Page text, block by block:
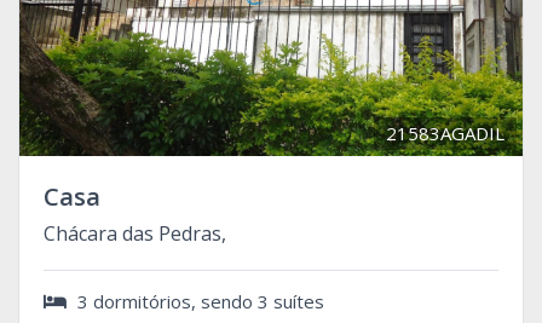
21583AGADIL
Casa
Chácara das Pedras,
3 dormitórios, sendo 3 suítes